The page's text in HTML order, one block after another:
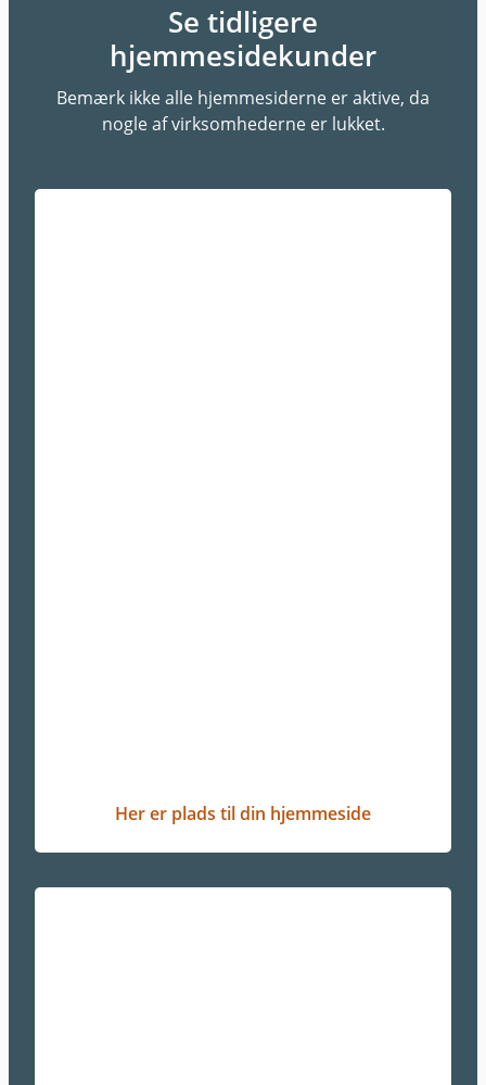
Se tidligere
hjemmesidekunder
Bemærk ikke alle hjemmesiderne er aktive, da
nogle af virksomhederne er lukket.
Her er plads til din hjemmeside